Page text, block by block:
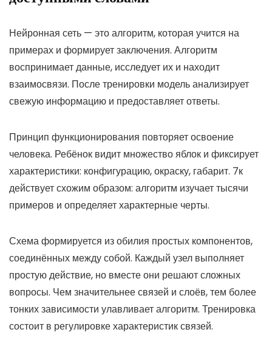
Нейронная сеть — это алгоритм, которая учится на
примерах и формирует заключения. Алгоритм
воспринимает данные, исследует их и находит
взаимосвязи. После тренировки модель анализирует
свежую информацию и предоставляет ответы.
Принцип функционирования повторяет освоение
человека. Ребёнок видит множество яблок и фиксирует
характеристики: конфигурацию, окраску, габарит. 7к
действует схожим образом: алгоритм изучает тысячи
примеров и определяет характерные черты.
Схема формируется из обилия простых компонентов,
соединённых между собой. Каждый узел выполняет
простую действие, но вместе они решают сложных
вопросы. Чем значительнее связей и слоёв, тем более
тонких зависимости улавливает алгоритм. Тренировка
состоит в регулировке характеристик связей.